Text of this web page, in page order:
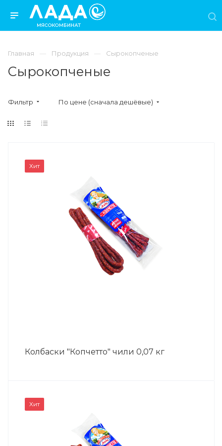
Главная Продукция Сырокопченые
Сырокопченые
Фильтр По цене (сначала дешёвые)
Хит
Колбаски "Копчетто" чили 0,07 кг
Хит